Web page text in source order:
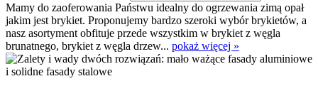
Mamy do zaoferowania Państwu idealny do ogrzewania zimą opał
jakim jest brykiet. Proponujemy bardzo szeroki wybór brykietów, a
nasz asortyment obfituje przede wszystkim w brykiet z węgla
brunatnego, brykiet z węgla drzew... pokaż więcej »